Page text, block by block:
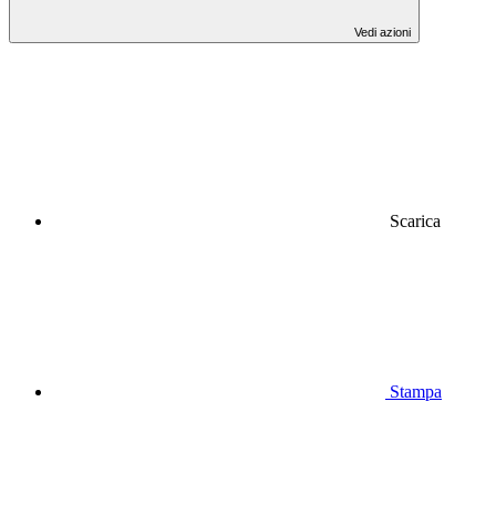
Vedi azioni
Scarica
Stampa